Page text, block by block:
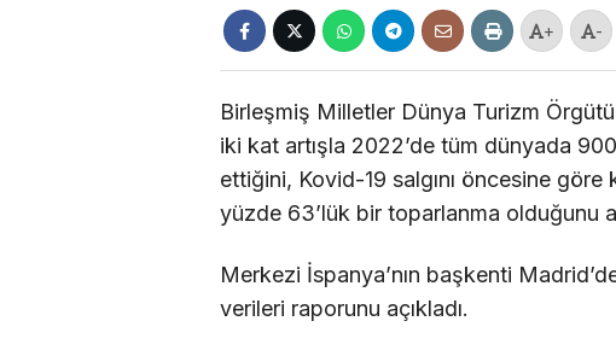
+ -
Birleşmiş Milletler Dünya Turizm
iki kat artışla 2022’de tüm dünyada
ettiğini, Kovid-19 salgını öncesine göre
yüzde 63’lük bir toparlanma olduğunu
Merkezi İspanya’nın başkenti
verileri raporunu açıkladı.